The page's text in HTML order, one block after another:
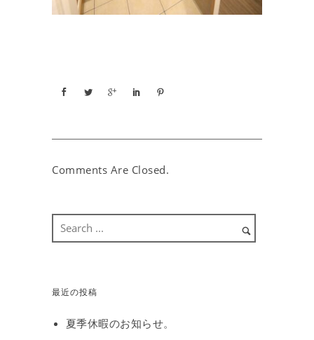
Comments Are Closed.
最近の投稿
夏季休暇のお知らせ。